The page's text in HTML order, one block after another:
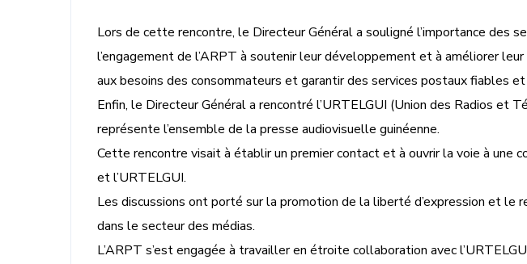
Lors de cette rencontre, le Directeur Général a souligné l’importance des
l’engagement de l’ARPT à soutenir leur développement et à améliorer
aux besoins des consommateurs et garantir des services postaux fiables
Enfin, le Directeur Général a rencontré l’URTELGUI (Union des Radios et
représente l’ensemble de la presse audiovisuelle guinéenne.
Cette rencontre visait à établir un premier contact et à ouvrir la voie à une
et l’URTELGUI.
Les discussions ont porté sur la promotion de la liberté d’expression et le
dans le secteur des médias.
L’ARPT s’est engagée à travailler en étroite collaboration avec